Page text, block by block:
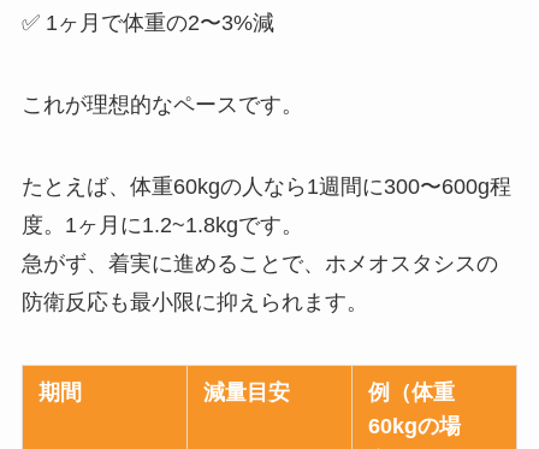
✅ 1ヶ月で体重の2〜3%減
これが理想的なペースです。
たとえば、体重60kgの人なら1週間に300〜600g程
度。1ヶ月に1.2~1.8kgです。
急がず、着実に進めることで、ホメオスタシスの
防衛反応も最小限に抑えられます。
期間 減量目安
例（体重
60kgの場